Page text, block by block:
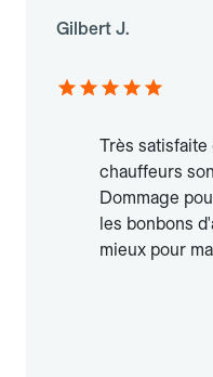
Gilbert J.
Très satisfaite
chauffeurs
Dommage
les bonbons
mieux pour